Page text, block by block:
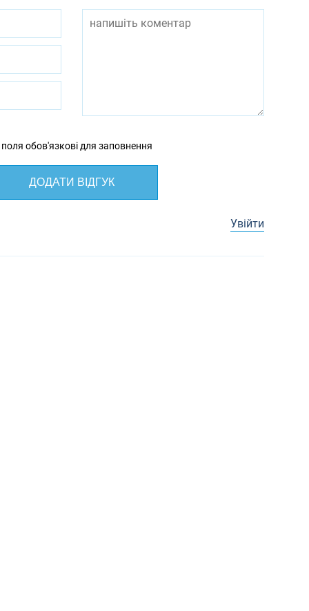
обов'язкові для заповнення
ДОДАТИ ВІДГУК
Увійти